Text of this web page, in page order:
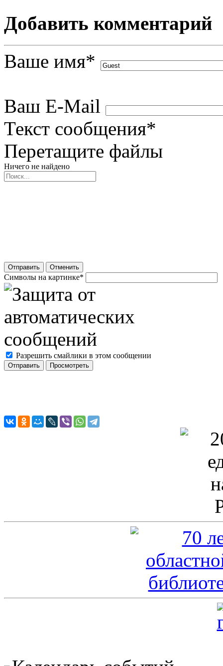
Добавить комментарий
Ваше имя*
Ваш E-Mail
Текст сообщения*
Перетащите файлы
Ничего не найдено
Отправить Отменить
Символы на картинке*
Разрешить смайлики в этом сообщении